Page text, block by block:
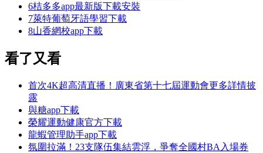
6桔多多app最新版下載安裝
7萊特葡萄牙語學習下載
8山香網校app下載
看了又看
首次4K超高清直播！廣東省第十七屆運動會更多詳情披
露
與糖app下載
榮耀運動健康官方下載
龍蝦管理助手app下載
氛圍拉滿！23支隊伍集結雲浮，爭奪全國村BA入場券